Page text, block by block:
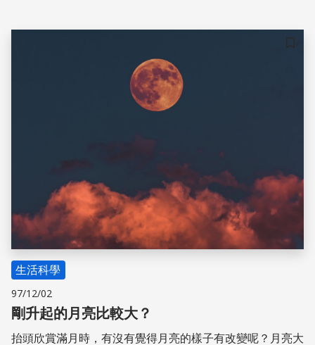
薄，因此月塵的散布機制為何呢？仍是科學的待解之謎。
儲存
生活科學
97/12/02
剛升起的月亮比較大？
抬頭欣賞滿月時，有沒有覺得月亮的樣子有改變呢？月亮大